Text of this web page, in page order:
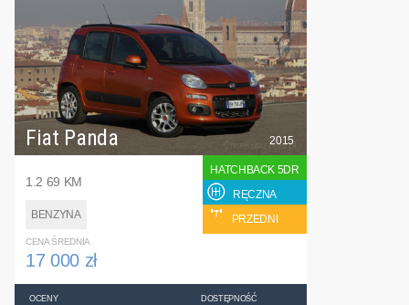
Fiat Panda
1.2 69 KM
BENZYNA
2015
HATCHBACK 5DR
RĘCZNA
PRZEDNI
CENA ŚREDNIA
17 000 zł
OCENY DOSTĘPNOŚĆ